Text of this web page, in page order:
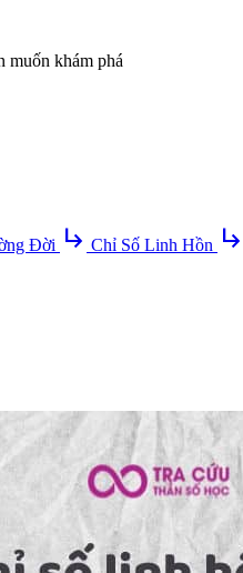
muốn khám phá
Đời subdirectory_arrow_right Chỉ Số Linh Hồn subdirectory_arrow_right